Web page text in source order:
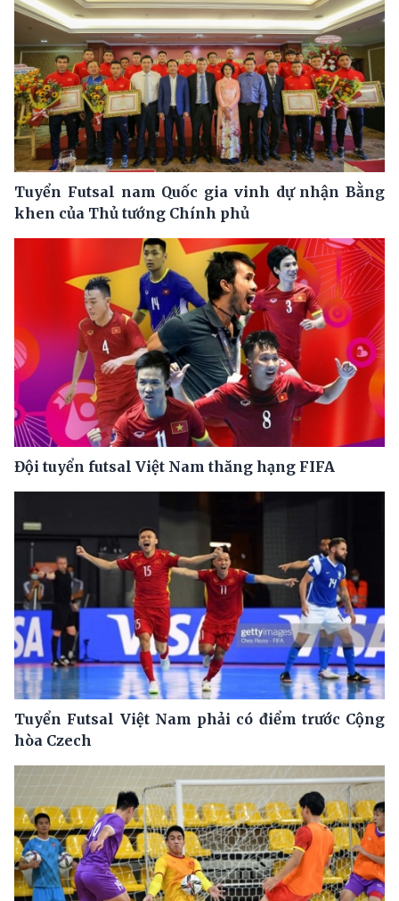
Tuyển Futsal nam Quốc gia vinh dự nhận Bằng
khen của Thủ tướng Chính phủ
Đội tuyển futsal Việt Nam thăng hạng FIFA
Tuyển Futsal Việt Nam phải có điểm trước Cộng
hòa Czech